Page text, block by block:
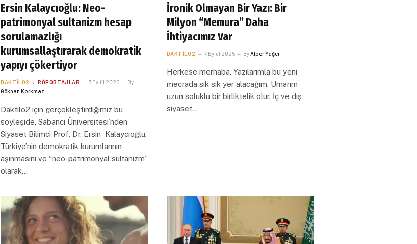
Ersin Kalaycıoğlu: Neo-
patrimonyal sultanizm hesap
sorulamazlığı
kurumsallaştırarak demokratik
yapıyı çökertiyor
DAKTILO2 RÖPORTAJLAR 7 Eylül 2025
By
Gökhan Korkmaz
Daktilo2 için gerçekleştirdiğimiz bu
söyleşide, Sabancı Üniversitesi’nden
Siyaset Bilimci Prof. Dr. Ersin Kalaycıoğlu,
Türkiye’nin demokratik kurumlarının
aşınmasını ve “neo-patrimonyal sultanizm”
olarak…
İronik Olmayan Bir Yazı: Bir
Milyon “Memura” Daha
İhtiyacımız Var
DAKTILO2 7 Eylül 2025 ByAlper Yağcı
Herkese merhaba. Yazılarımla bu yeni
mecrada sık sık yer alacağım. Umarım
uzun soluklu bir birliktelik olur. İç ve dış
siyaset…